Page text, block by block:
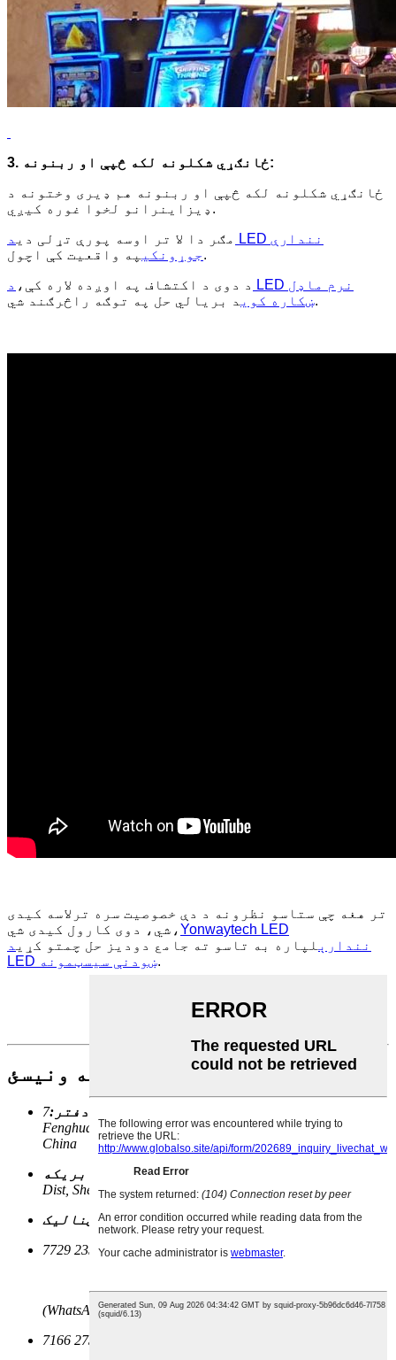
3. ځانګړي شکلونه لکه څپې او ربنونه:
ځانګړي شکلونه لکه څپې او ربنونه هم ډیری وختونه د
ډیزاینرانو لخوا غوره کیږي.
مګر دا لا تر اوسه پورې تړلی دی د LED نندارې
جوړونکيپه واقعیت کې اچول.
د دوی د اکتشاف په اوږده لاره کې، د LED نرم ماډل
ښکاره کويد بریالي حل په توګه راڅرګند شي.
تر هغه چې ستاسو نظرونه د دې خصوصیت سره ترلاسه کیدی
شي، دوی کارول کیدی شي،Yonwaytech LED
نندارې لپاره به تاسو ته جامع دودیز حل چمتو کړي د
LED ښودنې سیسټمونه.
موږ سره اړیکه ونیسئ
مرکزي دفتر:7F, Bldg SMOK, 29#, Guangyuaner Rd,
Fenghuang St, Guang'ming Dist, Shenzhen, Guangdong,
China
Bldg D, 2035#, Songbai Rd, Shiyan St, Bao'an
Dist, Shenzhen, Guangdong, China
بریښنالیک: info@yonwaytech.com
د خرڅلاو ډله: +86 138 2358 7729
(WhatsAPP او Wechat شتون لري)